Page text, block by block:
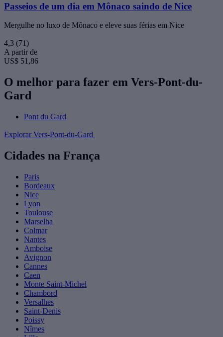
Passeios de um dia em Mônaco saindo de Nice
Mergulhe no luxo de Mônaco e eleve suas férias em Nice
4,3 (71)
A partir de
US$ 51,86
O melhor para fazer em Vers-Pont-du-
Gard
Pont du Gard
Explorar Vers-Pont-du-Gard
Cidades na França
Paris
Bordeaux
Nice
Lyon
Toulouse
Marselha
Colmar
Nantes
Amboise
Avignon
Cannes
Caen
Monte Saint-Michel
Chambord
Versalhes
Saint-Denis
Poissy
Nîmes